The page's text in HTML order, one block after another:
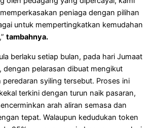
peniaga dengan pilihan
untuk mempertingkatkan kemudahan
tambahnya.
berlaku setiap bulan, pada hari Jumaat
dengan pelarasan dibuat mengikut
peredaran syiling tersebut. Proses ini
terkini dengan turun naik pasaran,
arah aliran semasa dan
tepat. Walaupun kedudukan token